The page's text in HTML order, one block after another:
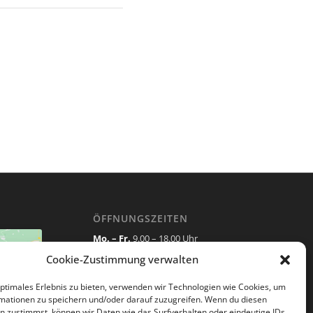
Cookie-Zustimmung verwalten
Erlebnis zu bieten, verwenden wir Technologien wie Cookies, um
zu speichern und/oder darauf zuzugreifen. Wenn du diesen
Inhalt
ÖFFNUNGSZEITEN
Mo. – Fr. 9.00 – 18.00 Uhr
Sa. 9.00 – 13.00 Uhr
Terminabsagen bitte 24 Stunden vor
Termin!